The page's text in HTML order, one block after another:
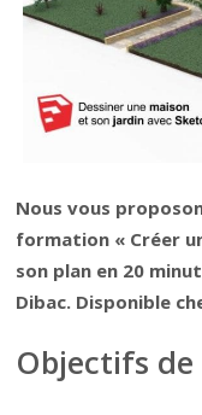
Nous vous
formation « Créer
son plan en 20
Dibac. Disponible
Objectifs